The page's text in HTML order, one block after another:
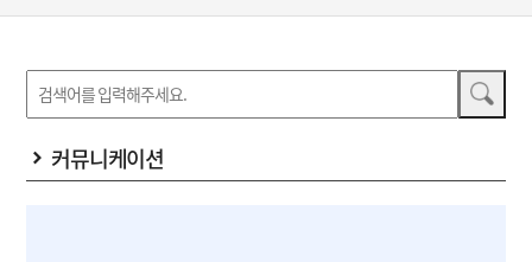
커뮤니케이션